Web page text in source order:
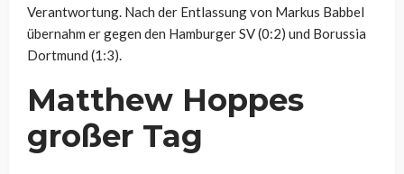
Verantwortung. Nach der Entlassung von Markus Babbel
übernahm er gegen den Hamburger SV (0:2) und Borussia
Dortmund (1:3).
Matthew Hoppes
großer Tag